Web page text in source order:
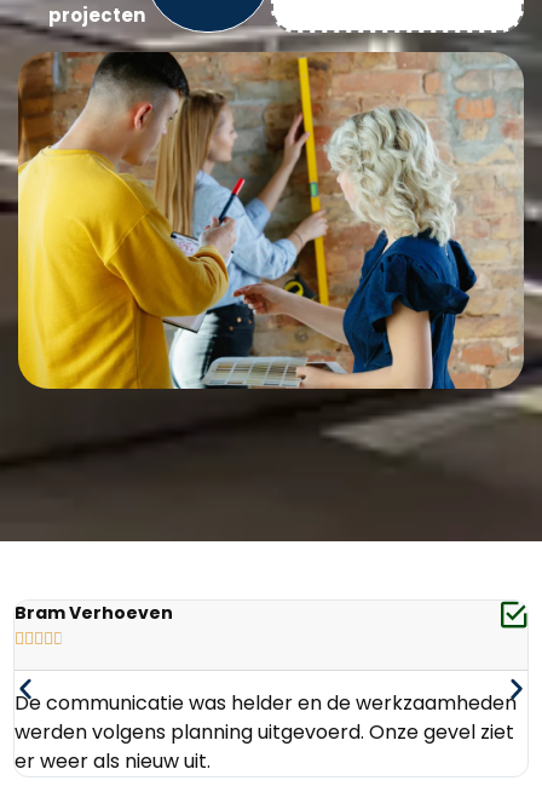
projecten
Bram Verhoeven
    
De communicatie was helder en de werkzaamheden
werden volgens planning uitgevoerd. Onze gevel ziet
er weer als nieuw uit.